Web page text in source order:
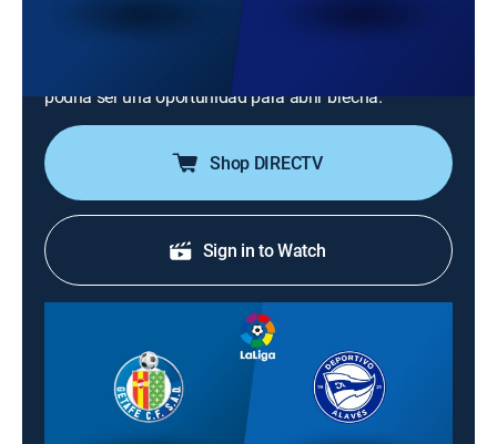
Leganés se encuentra en zona de descenso con 27
podría ser una oportunidad para abrir brecha.
Shop DIRECTV
Sign in to Watch